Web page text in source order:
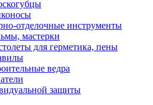
отделочные инструменты
мастерки
для герметика, пены
ведра
защиты